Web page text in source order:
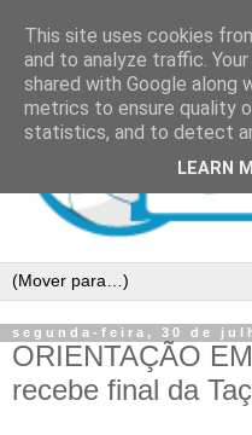
segunda-feira, 30 de
ORIENTAÇÃO
recebe final da
This site uses cookies
and to analyze traffic.
shared with Google along
metrics to ensure quality
statistics, and to detect
LEARN